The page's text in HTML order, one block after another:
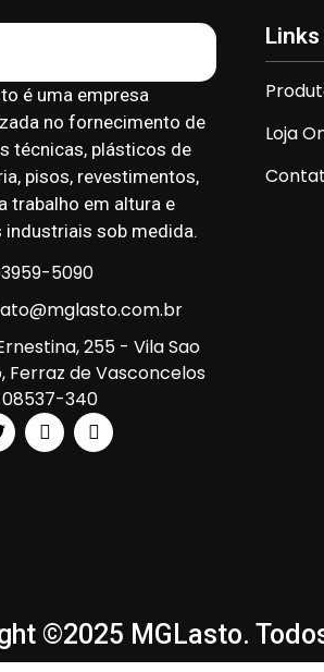
é uma empresa
no fornecimento de
técnicas, plásticos de
pisos, revestimentos,
trabalho em altura e
industriais sob medida.
5090
255 - Vila Sao
Ferraz de Vasconcelos
08537-340
Links
Loja
©2025 MGLasto.